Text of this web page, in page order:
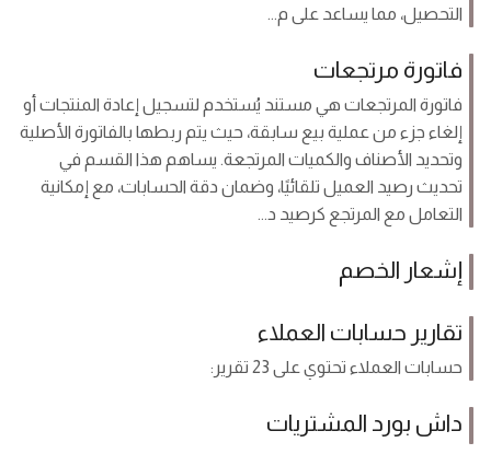
التحصيل، مما يساعد على م...
فاتورة مرتجعات
فاتورة المرتجعات هي مستند يُستخدم لتسجيل إعادة المنتجات أو
إلغاء جزء من عملية بيع سابقة، حيث يتم ربطها بالفاتورة الأصلية
وتحديد الأصناف والكميات المرتجعة. يساهم هذا القسم في
تحديث رصيد العميل تلقائيًا، وضمان دقة الحسابات، مع إمكانية
التعامل مع المرتجع كرصيد د...
إشعار الخصم
تقارير حسابات العملاء
حسابات العملاء تحتوي على 23 تقرير:
داش بورد المشتريات